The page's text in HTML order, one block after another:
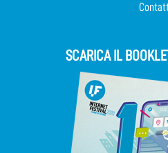
SCARICA IL